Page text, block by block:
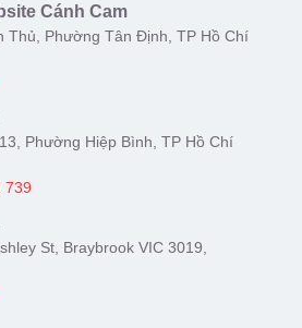
Cánh Cam
Thủ, Phường Tân Định, TP Hồ Chí
Phường Hiệp Bình, TP Hồ Chí
739
St, Braybrook VIC 3019,